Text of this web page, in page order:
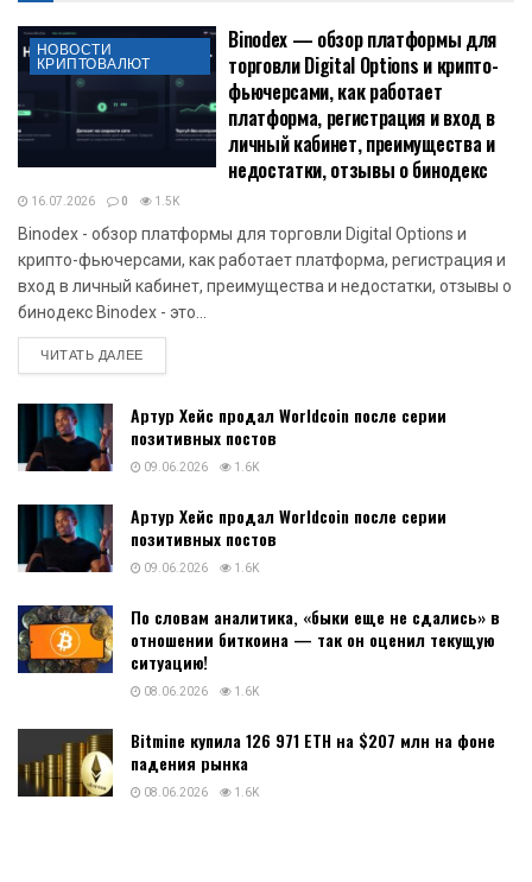
НОВОСТИ
КРИПТОВАЛЮТ
Binodex — обзор платформы для
торговли Digital Options и крипто-
фьючерсами, как работает
платформа, регистрация и вход в
личный кабинет, преимущества и
недостатки, отзывы о бинодекс
16.07.2026 0 1.5K
Binodex - обзор платформы для торговли Digital Options и
крипто-фьючерсами, как работает платформа, регистрация и
вход в личный кабинет, преимущества и недостатки, отзывы о
бинодекс Binodex - это...
ЧИТАТЬ ДАЛЕЕDETAILS
Артур Хейс продал Worldcoin после серии
позитивных постов
09.06.2026 1.6K
Артур Хейс продал Worldcoin после серии
позитивных постов
09.06.2026 1.6K
По словам аналитика, «быки еще не сдались» в
отношении биткоина — так он оценил текущую
ситуацию!
08.06.2026 1.6K
Bitmine купила 126 971 ETH на $207 млн на фоне
падения рынка
08.06.2026 1.6K